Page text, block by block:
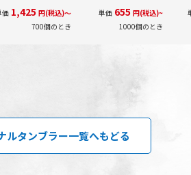
価1,425 円(税込)～
700個のとき
単価655 円(税込)~
1000個のとき
ルタンブラー一覧へもどる